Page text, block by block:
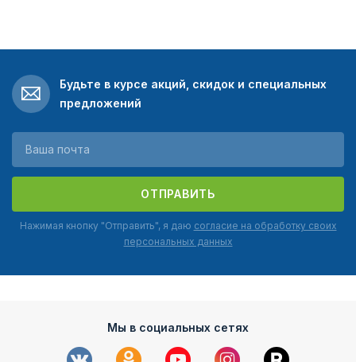
Будьте в курсе акций, скидок и специальных
предложений
ОТПРАВИТЬ
Нажимая кнопку "Отправить", я даю согласие на обработку своих
персональных данных
Мы в социальных сетях